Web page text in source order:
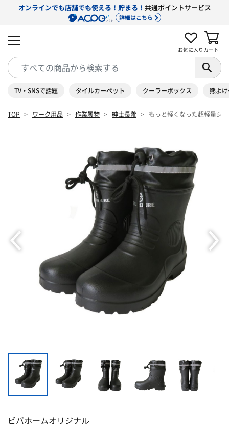
オンラインでも店舗でも使える！貯まる！ 共通ポイントサービス
詳細はこちら
お気に入り カート
TV・SNSで話題 タイルカーペット クーラーボックス 熊よ
TOP ワーク用品 作業履物 紳士長靴 もっと軽くなった超軽量シ
ビバホームオリジナル